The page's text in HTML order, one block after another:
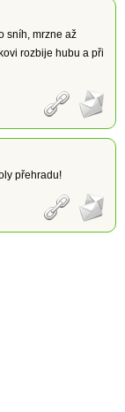
sníh, mrzne až
rozbije hubu a při
přehradu!